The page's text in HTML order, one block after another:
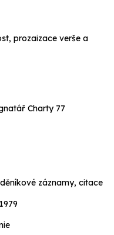
prozaizace verše a
Charty 77
záznamy, citace